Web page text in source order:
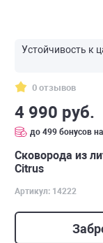
Устойчивость к
0 отзывов
4 990 руб.
до 499 бонусов
Сковорода из
Citrus
Артикул: 14222